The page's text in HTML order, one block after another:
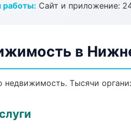
Сайт и приложение:
в
недвижимость. Тысячи